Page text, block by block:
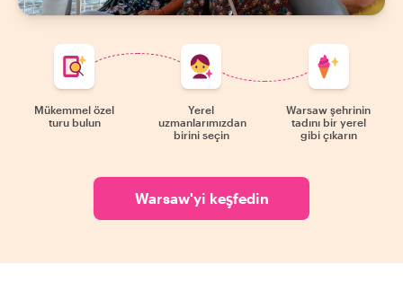
Mükemmel özel
turu bulun
Yerel
uzmanlarımızdan
birini seçin
Warsaw şehrinin
tadını bir yerel
gibi çıkarın
Warsaw'yi keşfedin